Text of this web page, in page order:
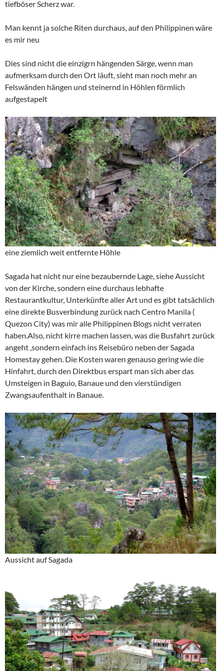
tiefböser Scherz war.
Man kennt ja solche Riten durchaus, auf den Philippinen wäre
es mir neu
Dies sind nicht die einzigrn hängenden Särge, wenn man
aufmerksam durch den Ort läuft, sieht man noch mehr an
Felswänden hängen und steinernd in Höhlen förmlich
aufgestapelt
eine ziemlich weit entfernte Höhle
Sagada hat nicht nur eine bezaubernde Lage, siehe Aussicht
von der Kirche, sondern eine durchaus lebhafte
Restaurantkultur, Unterkünfte aller Art und es gibt tatsächlich
eine direkte Busverbindung zurück nach Centro Manila (
Quezon City) was mir alle Philippinen Blogs nicht verraten
haben.Also, nicht kirre machen lassen, was die Busfahrt zurück
angeht ,sondern einfach ins Reisebüro neben der Sagada
Homestay gehen. Die Kosten waren genauso gering wie die
Hinfahrt, durch den Direktbus erspart man sich aber das
Umsteigen in Baguio, Banaue und den vierstündigen
Zwangsaufenthalt in Banaue.
Aussicht auf Sagada